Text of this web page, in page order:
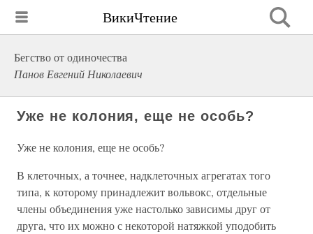
ВикиЧтение
Бегство от одиночества
Панов Евгений Николаевич
Уже не колония, еще не особь?
Уже не колония, еще не особь?
В клеточных, а точнее, надклеточных агрегатах того
типа, к которому принадлежит вольвокс, отдельные
члены объединения уже настолько зависимы друг от
друга, что их можно с некоторой натяжкой уподобить